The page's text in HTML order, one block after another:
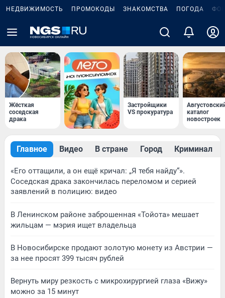
НЕДВИЖИМОСТЬ ПРОМОКОДЫ ЗНАКОМСТВА ПОГОДА
Жёсткая
соседская
драка
Застройщики
VS прокуратура
каталог
новостроек
Главное Видео В стране Город Криминал
«Его оттащили, а он ещё кричал: „Я тебя найду“».
Соседская драка закончилась переломом и серией
заявлений в полицию: видео
В Ленинском районе заброшенная «Тойота» мешает
жильцам — мэрия ищет владельца
В Новосибирске продают золотую монету из Австрии —
за нее просят 399 тысяч рублей
Вернуть миру резкость с микрохирургией глаза «Вижу»
можно за 15 минут